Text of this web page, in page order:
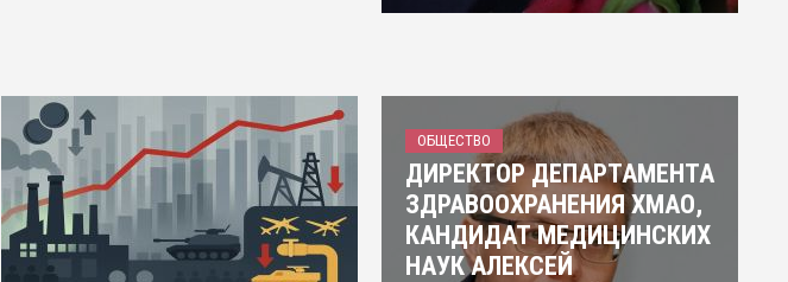
ОБЩЕСТВО
ДИРЕКТОР ДЕПАРТАМЕНТА
ЗДРАВООХРАНЕНИЯ ХМАО,
КАНДИДАТ МЕДИЦИНСКИХ
НАУК АЛЕКСЕЙ